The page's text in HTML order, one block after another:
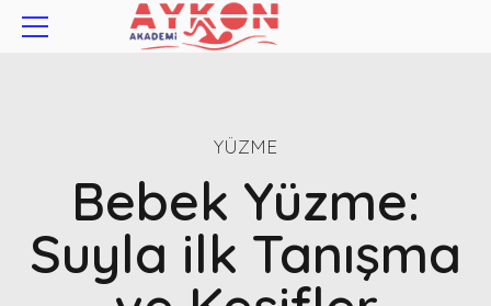
YÜZME
Bebek Yüzme:
Suyla ilk Tanışma